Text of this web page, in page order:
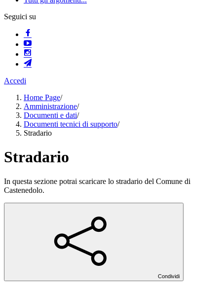
Seguici su
Accedi
Home Page/
Amministrazione/
Documenti e dati/
Documenti tecnici di supporto/
Stradario
Stradario
In questa sezione potrai scaricare lo stradario del Comune di
Castenedolo.
Condividi